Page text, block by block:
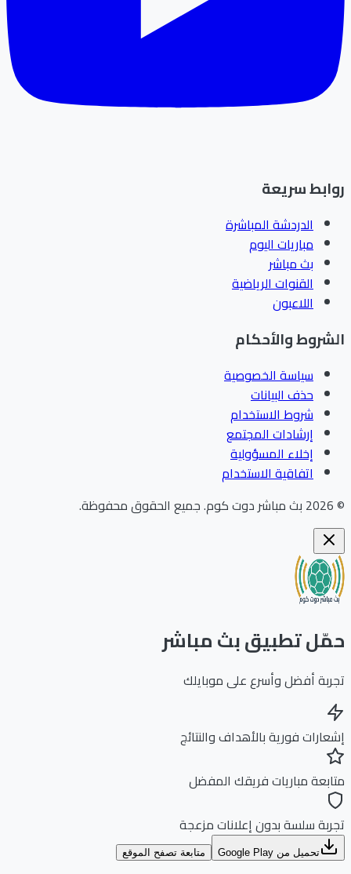
سريعة
الدردشة المباشرة
مباريات اليوم
بث مباشر
القنوات الرياضية
اللاعبون
والأحكام
سياسة الخصوصية
حذف البيانات
شروط الاستخدام
إرشادات المجتمع
إخلاء المسؤولية
اتفاقية الاستخدام
بث مباشر دوت كوم.جميع الحقوق محفوظة.
تطبيق بث مباشر
أفضل وأسرع على موبايلك
فورية بالأهداف والنتائج
مباريات فريقك المفضل
سلسة بدون إعلانات مزعجة
تحميل من Google Play متابعة تصفح الموقع